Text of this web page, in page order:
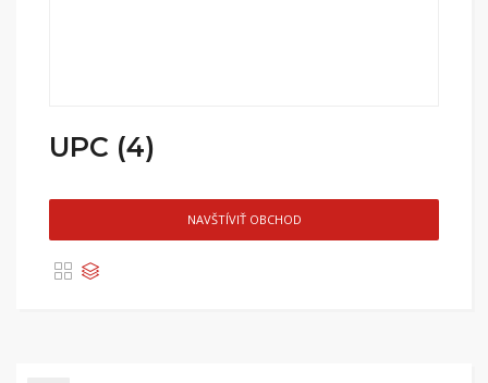
UPC (4)
NAVŠTÍVIŤ OBCHOD